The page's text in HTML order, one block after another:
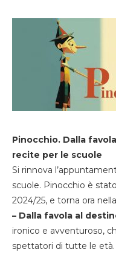
Pinocchio. Dalla
recite per le scuole
Si rinnova
scuole. Pinocchio è
2024/25, e torna ora
– Dalla favola al
ironico e avventuroso,
spettatori di tutte le età.